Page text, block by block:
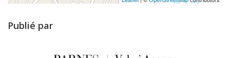
Publié par